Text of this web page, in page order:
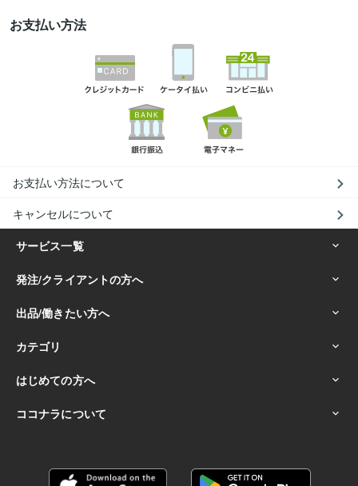
お支払い方法
お支払い方法について
キャンセルについて